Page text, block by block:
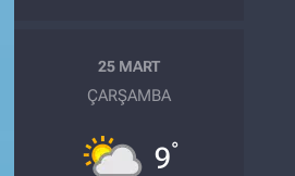
25 MART
ÇARŞAMBA
9°